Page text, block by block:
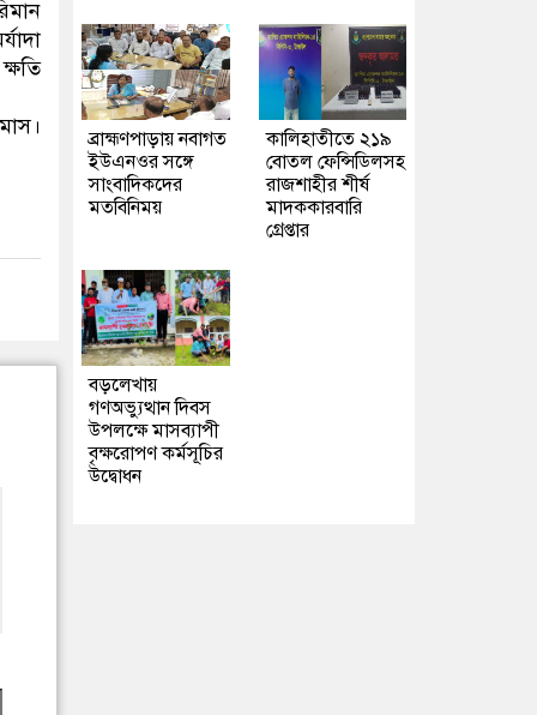
ব্রাহ্মণপাড়ায় নবাগত
ইউএনওর সঙ্গে
সাংবাদিকদের
মতবিনিময়
কালিহাতীতে ২১৯
বোতল ফেন্সিডিলসহ
রাজশাহীর শীর্ষ
মাদককারবারি
গ্রেপ্তার
বড়লেখায়
গণঅভ্যুত্থান দিবস
উপলক্ষে মাসব্যাপী
বৃক্ষরোপণ কর্মসূচির
উদ্বোধন